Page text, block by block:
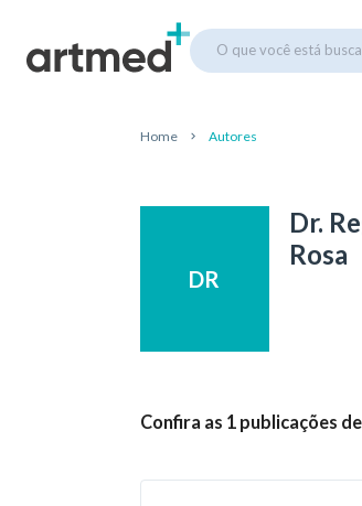
O que você está
Home Autores
DR
Dr.
Rosa
Confira as 1 publicações